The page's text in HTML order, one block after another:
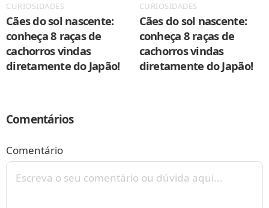
CURIOSIDADES
Cães do sol nascente:
conheça 8 raças de
cachorros vindas
diretamente do Japão!
CURIOSIDADES
Cães do sol nascente:
conheça 8 raças de
cachorros vindas
diretamente do Japão!
Comentários
Comentário